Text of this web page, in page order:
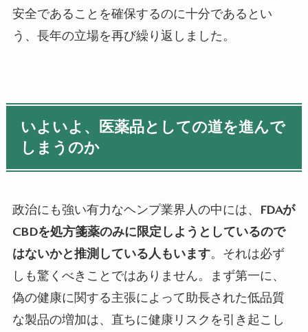
安全であることを確保するのに十分であるとい
う、長年の立場を再び繰り返しました。
いよいよ、医薬品としての道を進んで
しまうのか
政治にも強い有力なヘンプ業界人の中には、 FDAが
CBDを処方箋薬のみに限定しようとしているので
はないかと推測している人もいます。それは必ず
しも驚くべきことではありません。まず第一に、
偽の健康に関する主張によって助長された低品質
な製品の増加は、直ちに健康リスクを引き起こし